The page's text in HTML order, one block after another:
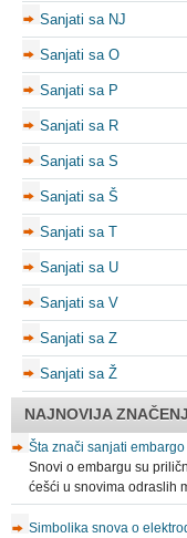
Sanjati sa NJ
Sanjati sa O
Sanjati sa P
Sanjati sa R
Sanjati sa S
Sanjati sa Š
Sanjati sa T
Sanjati sa U
Sanjati sa V
Sanjati sa Z
Sanjati sa Ž
NAJNOVIJA
Šta znači sanjati
Snovi o embargu su
ćešći u snovima odraslih
Simbolika snova o